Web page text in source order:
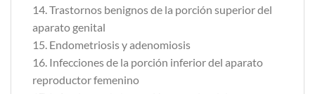
14. Trastornos benignos de la porción superior del
aparato genital
15. Endometriosis y adenomiosis
16. Infecciones de la porción inferior del aparato
reproductor femenino